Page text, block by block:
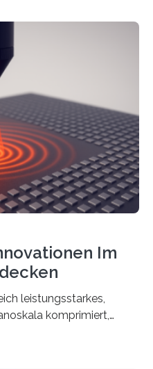
insbesondere für
Interesse ist. Über ihre
im Journal of
—What for?
leiten und Licht
viele moderne
Im
leistungsstarkes,
komprimiert,
geleitet von